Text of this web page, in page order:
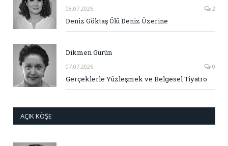
08.07.2026 2
Deniz Göktaş Ölü Deniz Üzerine
Dikmen Gürün
07.07.2026 0
Gerçeklerle Yüzleşmek ve Belgesel Tiyatro
AÇIK KÖŞE